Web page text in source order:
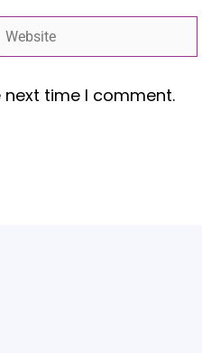
Website
time I comment.